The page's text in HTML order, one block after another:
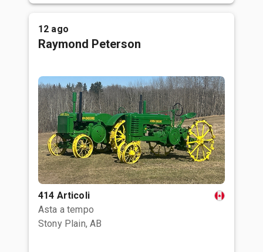
12 ago
Raymond Peterson
414 Articoli
Asta a tempo
Stony Plain, AB